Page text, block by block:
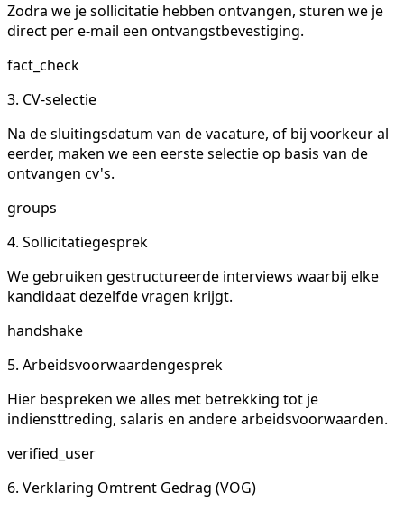
Zodra we je sollicitatie hebben ontvangen, sturen we je
direct per e-mail een ontvangstbevestiging.
fact_check
3. CV-selectie
Na de sluitingsdatum van de vacature, of bij voorkeur al
eerder, maken we een eerste selectie op basis van de
ontvangen cv's.
groups
4. Sollicitatiegesprek
We gebruiken gestructureerde interviews waarbij elke
kandidaat dezelfde vragen krijgt.
handshake
5. Arbeidsvoorwaardengesprek
Hier bespreken we alles met betrekking tot je
indiensttreding, salaris en andere arbeidsvoorwaarden.
verified_user
6. Verklaring Omtrent Gedrag (VOG)